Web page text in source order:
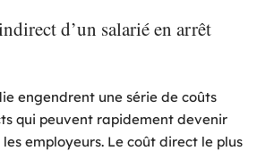
d’un salarié en arrêt
engendrent une série de coûts
qui peuvent rapidement devenir
employeurs. Le coût direct le plus